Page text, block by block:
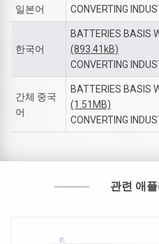
일본어 CONVERTING
한국어
BATTERIES BASIS
(893.41kB)
CONVERTING
간체 중국
어
BATTERIES BASIS
(1.51MB)
CONVERTING
관련 애